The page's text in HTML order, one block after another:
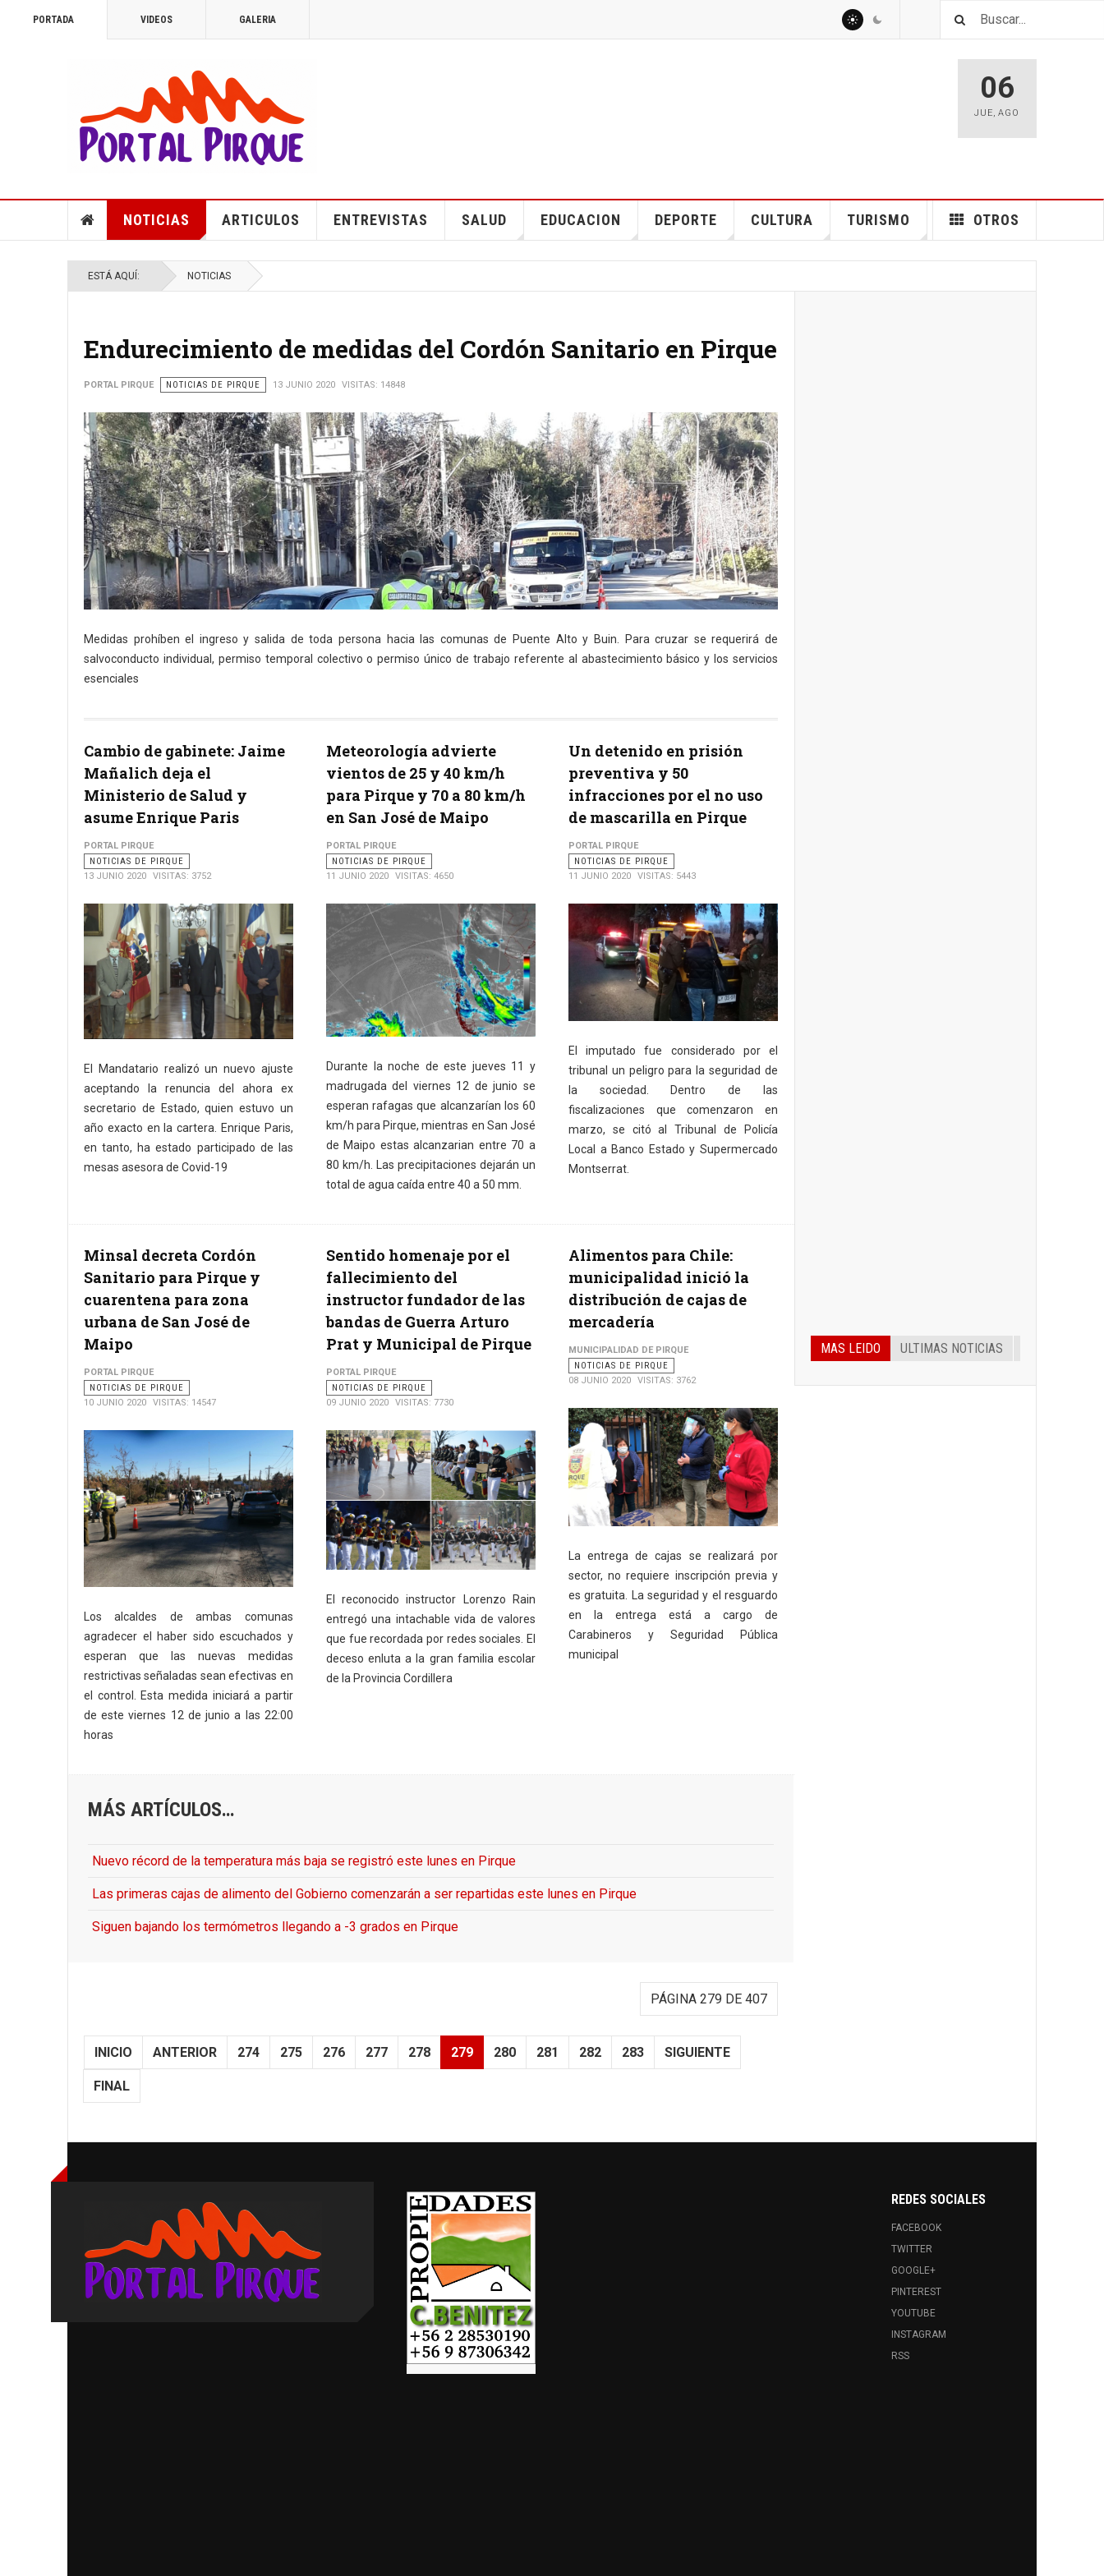
PORTADA VIDEOS GALERIA
06
JUE,AGO
NOTICIAS ARTICULOS ENTREVISTAS SALUD EDUCACION DEPORTE CULTURA TURISMO OTROS
ESTÁ AQUÍ: NOTICIAS
Endurecimiento de medidas del Cordón Sanitario en Pirque
PORTAL PIRQUE NOTICIAS DE PIRQUE 13 JUNIO 2020 VISITAS: 14848
Medidas prohíben el ingreso y salida de toda persona hacia las comunas de Puente Alto y Buin. Para cruzar se requerirá de
salvoconducto individual, permiso temporal colectivo o permiso único de trabajo referente al abastecimiento básico y los servicios
esenciales
Cambio de gabinete: Jaime
Mañalich deja el
Ministerio de Salud y
asume Enrique Paris
PORTAL PIRQUE
NOTICIAS DE PIRQUE
13 JUNIO 2020
VISITAS: 3752
El Mandatario realizó un nuevo ajuste
aceptando la renuncia del ahora ex
secretario de Estado, quien estuvo un
año exacto en la cartera. Enrique Paris,
en tanto, ha estado participado de las
mesas asesora de Covid-19
Meteorología advierte
vientos de 25 y 40 km/h
para Pirque y 70 a 80 km/h
en San José de Maipo
PORTAL PIRQUE
NOTICIAS DE PIRQUE
11 JUNIO 2020
VISITAS: 4650
Durante la noche de este jueves 11 y
madrugada del viernes 12 de junio se
esperan rafagas que alcanzarían los 60
km/h para Pirque, mientras en San José
de Maipo estas alcanzarian entre 70 a
80 km/h. Las precipitaciones dejarán un
total de agua caída entre 40 a 50 mm.
Un detenido en prisión
preventiva y 50
infracciones por el no uso
de mascarilla en Pirque
PORTAL PIRQUE
NOTICIAS DE PIRQUE
11 JUNIO 2020
VISITAS: 5443
El imputado fue considerado por el
tribunal un peligro para la seguridad de
la sociedad. Dentro de las
fiscalizaciones que comenzaron en
marzo, se citó al Tribunal de Policía
Local a Banco Estado y Supermercado
Montserrat.
Minsal decreta Cordón
Sanitario para Pirque y
cuarentena para zona
urbana de San José de
Maipo
PORTAL PIRQUE
NOTICIAS DE PIRQUE
10 JUNIO 2020
VISITAS: 14547
Los alcaldes de ambas comunas
agradecer el haber sido escuchados y
esperan que las nuevas medidas
restrictivas señaladas sean efectivas en
el control. Esta medida iniciará a partir
de este viernes 12 de junio a las 22:00
horas
Sentido homenaje por el
fallecimiento del
instructor fundador de las
bandas de Guerra Arturo
Prat y Municipal de Pirque
PORTAL PIRQUE
NOTICIAS DE PIRQUE
09 JUNIO 2020
VISITAS: 7730
El reconocido instructor Lorenzo Rain
entregó una intachable vida de valores
que fue recordada por redes sociales. El
deceso enluta a la gran familia escolar
de la Provincia Cordillera
Alimentos para Chile:
municipalidad inició la
distribución de cajas de
mercadería
MUNICIPALIDAD DE PIRQUE
NOTICIAS DE PIRQUE
08 JUNIO 2020
VISITAS: 3762
La entrega de cajas se realizará por
sector, no requiere inscripción previa y
es gratuita. La seguridad y el resguardo
en la entrega está a cargo de
Carabineros y Seguridad Pública
municipal
MÁS ARTÍCULOS…
Nuevo récord de la temperatura más baja se registró este lunes en Pirque
Las primeras cajas de alimento del Gobierno comenzarán a ser repartidas este lunes en Pirque
Siguen bajando los termómetros llegando a -3 grados en Pirque
PÁGINA 279 DE 407
INICIO ANTERIOR 274 275 276 277 278 279 280 281 282 283 SIGUIENTE
FINAL
MAS LEIDO ULTIMAS NOTICIAS
REDES SOCIALES
FACEBOOK
TWITTER
GOOGLE+
PINTEREST
YOUTUBE
INSTAGRAM
RSS